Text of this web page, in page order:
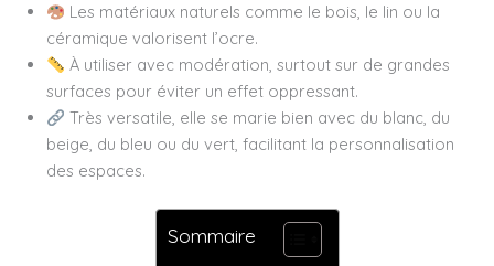
Les matériaux naturels comme le bois, le lin ou la
céramique valorisent l’ocre.
À utiliser avec modération, surtout sur de grandes
surfaces pour éviter un effet oppressant.
Très versatile, elle se marie bien avec du blanc, du
beige, du bleu ou du vert, facilitant la personnalisation
des espaces.
Sommaire